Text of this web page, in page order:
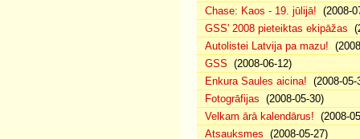
Chase: Kaos - 19. jūlijā! (2008-
GSS' 2008 pieteiktas ekipāžas
Autolistei Latvija pa mazu!
GSS (2008-06-12)
Enkura Saules aicina! (2008-05-
Fotogrāfijas (2008-05-30)
Velkam ārā kalendārus! (2008-
Atsauksmes (2008-05-27)